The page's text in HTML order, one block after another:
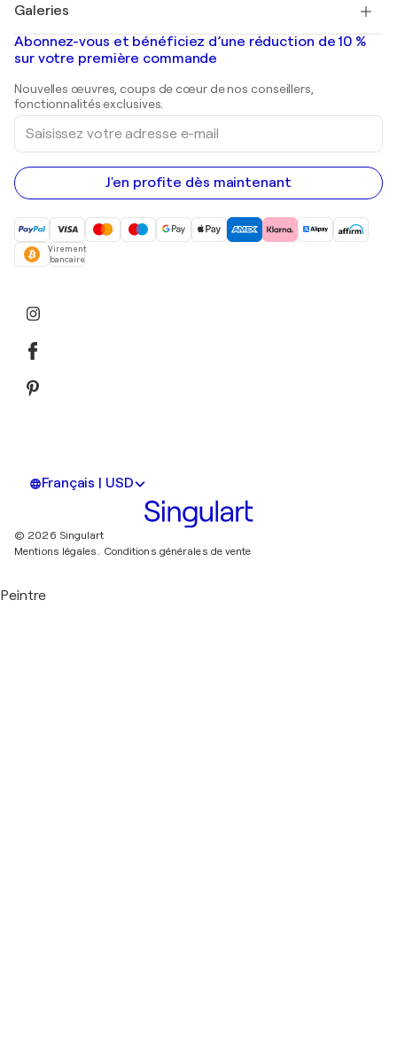
Banksy
Mr. Brainwash
Shepard Fairey
Tableaux abstraits à vendre
Peintures de paysage
Estampes
Peintures acryliques
Galeries
Galeries d'art en France
Galeries d'art en Belgique
Abonnez-vous et bénéficiez d’une réduction de 10 %
sur votre première commande
Nouvelles œuvres, coups de cœur de nos conseillers,
fonctionnalités exclusives.
Saisissez
votre
adresse
e-
mail
J'en profite dès maintenant
Virement
bancaire
Français | USD
© 2026 Singulart
Mentions légales. Conditions générales de vente
Peintre